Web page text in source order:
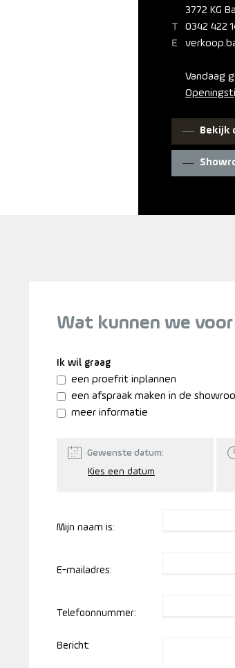
3772 KG
0342 422
Vandaag
Bekijk
Wat kunnen we
Ik wil graag
een proefrit inplannen
een afspraak maken in de
meer informatie
Gewenste datum:
Mijn naam is:
E-mailadres:
Telefoonnummer:
Bericht: